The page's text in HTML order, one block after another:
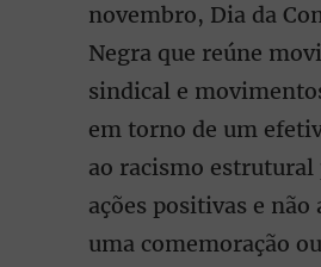
novembro, Dia da
Negra que reúne
sindical e
em torno de um
ao racismo estrutural
ações positivas e não
uma comemoração